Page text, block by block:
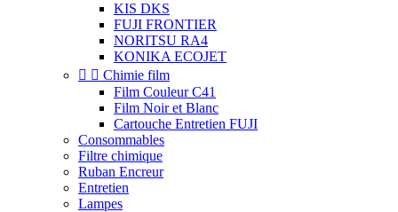
KIS DKS
FUJI FRONTIER
NORITSU RA4
KONIKA ECOJET
  Chimie film
Film Couleur C41
Film Noir et Blanc
Cartouche Entretien FUJI
Consommables
Filtre chimique
Ruban Encreur
Entretien
Lampes